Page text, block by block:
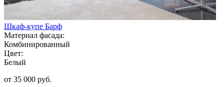
Шкаф-купе Барф
Материал фасада:
Комбинированный
Цвет:
Белый
от 35 000 руб.